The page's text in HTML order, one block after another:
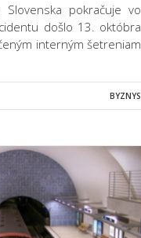
pokračuje vo
došlo 13. októbra
interným šetreniam
BYZNYS